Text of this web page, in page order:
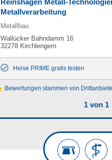
Reinshagen Metall-
Metallverarbeitung
Metallbau
Wallücker Bahndamm 16
32278 Kirchlengern
Heise PRIME gratis testen
Bewertungen stammen von
1 von 1